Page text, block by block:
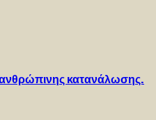
κατανάλωσης.